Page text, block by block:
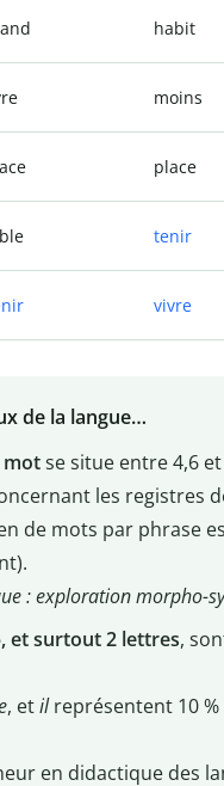
habit
moins
place
tenir
vivre
de la langue…
motse situe entre 4,6
les registres
de mots par phrase
: exploration morpho-
et surtout 2 lettres,
, etilreprésentent 10 %
en didactique des